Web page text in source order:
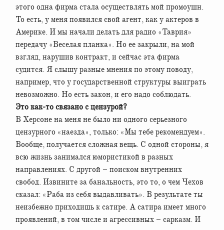
этого одна фирма стала осуществлять мой промоушн.
То есть, у меня появился свой агент, как у актеров в
Америке. И мы начали делать для радио «Таврия»
передачу «Веселая планка». Но ее закрыли, на мой
взгляд, нарушив контракт, и сейчас эта фирма
судится. Я слышу разные мнения по этому поводу,
например, что у государственной структуры выиграть
невозможно. Но есть закон, и его надо соблюдать.
Это как-то связано с цензурой?
В Херсоне на меня не было ни одного серьезного
цензурного «наезда», только: «Мы тебе рекомендуем».
Вообще, получается сложная вещь. С одной стороны, я
всю жизнь занимался юмористикой в разных
направлениях. С другой – поиском внутренних
свобод. Извините за банальность, это то, о чем Чехов
сказал: «Раба из себя выдавливать». В результате ты
неизбежно приходишь к сатире. А сатира имеет много
проявлений, в том числе и агрессивных – сарказм. И